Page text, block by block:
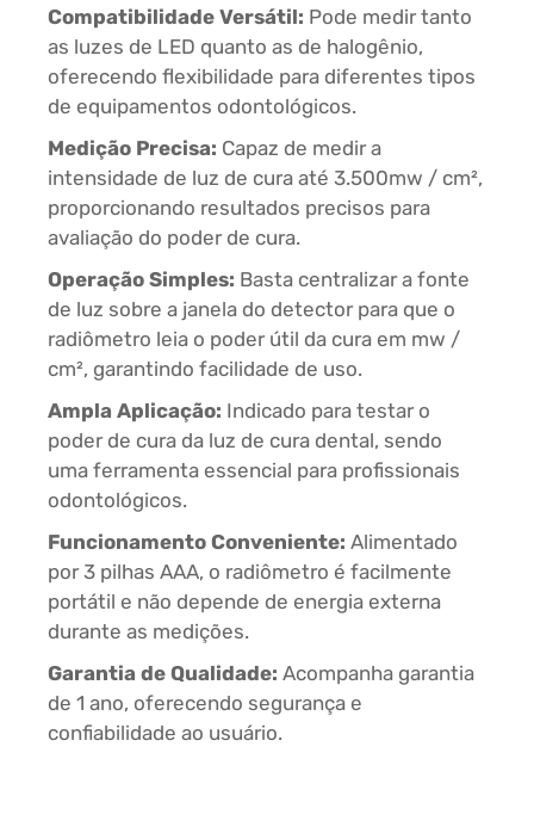
Compatibilidade Versátil: Pode medir tanto
as luzes de LED quanto as de halogênio,
oferecendo flexibilidade para diferentes tipos
de equipamentos odontológicos.
Medição Precisa: Capaz de medir a
intensidade de luz de cura até 3.500mw / cm²,
proporcionando resultados precisos para
avaliação do poder de cura.
Operação Simples: Basta centralizar a fonte
de luz sobre a janela do detector para que o
radiômetro leia o poder útil da cura em mw /
cm², garantindo facilidade de uso.
Ampla Aplicação: Indicado para testar o
poder de cura da luz de cura dental, sendo
uma ferramenta essencial para profissionais
odontológicos.
Funcionamento Conveniente: Alimentado
por 3 pilhas AAA, o radiômetro é facilmente
portátil e não depende de energia externa
durante as medições.
Garantia de Qualidade: Acompanha garantia
de 1 ano, oferecendo segurança e
confiabilidade ao usuário.